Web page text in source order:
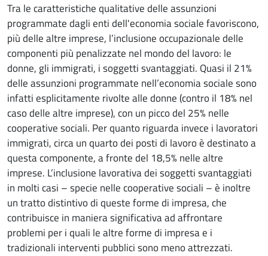
Tra le caratteristiche qualitative delle assunzioni
programmate dagli enti dell'economia sociale favoriscono,
più delle altre imprese, l’inclusione occupazionale delle
componenti più penalizzate nel mondo del lavoro: le
donne, gli immigrati, i soggetti svantaggiati. Quasi il 21%
delle assunzioni programmate nell’economia sociale sono
infatti esplicitamente rivolte alle donne (contro il 18% nel
caso delle altre imprese), con un picco del 25% nelle
cooperative sociali. Per quanto riguarda invece i lavoratori
immigrati, circa un quarto dei posti di lavoro è destinato a
questa componente, a fronte del 18,5% nelle altre
imprese. L’inclusione lavorativa dei soggetti svantaggiati
in molti casi – specie nelle cooperative sociali – è inoltre
un tratto distintivo di queste forme di impresa, che
contribuisce in maniera significativa ad affrontare
problemi per i quali le altre forme di impresa e i
tradizionali interventi pubblici sono meno attrezzati.